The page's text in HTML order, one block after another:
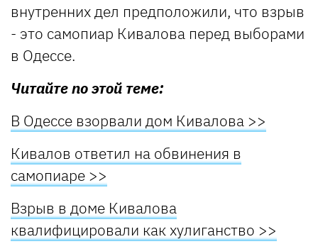
внутренних дел предположили, что взрыв
- это самопиар Кивалова перед выборами
в Одессе.
Читайте по этой теме:
В Одессе взорвали дом Кивалова >>
Кивалов ответил на обвинения в
самопиаре >>
Взрыв в доме Кивалова
квалифицировали как хулиганство >>